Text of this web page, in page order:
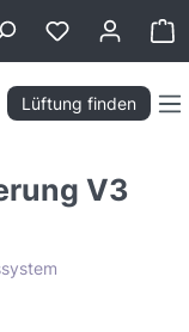
Lüftung finden
V3